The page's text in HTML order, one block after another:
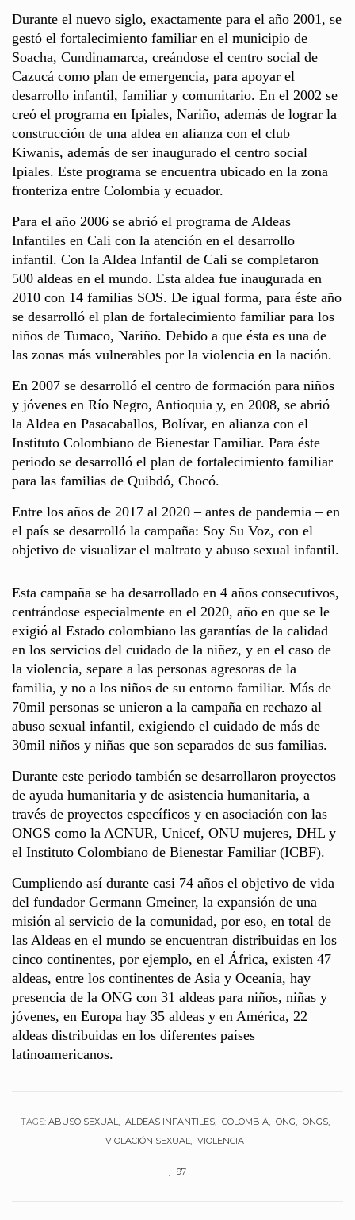
Durante el nuevo siglo, exactamente para el año 2001, se
gestó el fortalecimiento familiar en el municipio de
Soacha, Cundinamarca, creándose el centro social de
Cazucá como plan de emergencia, para apoyar el
desarrollo infantil, familiar y comunitario. En el 2002 se
creó el programa en Ipiales, Nariño, además de lograr la
construcción de una aldea en alianza con el club
Kiwanis, además de ser inaugurado el centro social
Ipiales. Este programa se encuentra ubicado en la zona
fronteriza entre Colombia y ecuador.
Para el año 2006 se abrió el programa de Aldeas
Infantiles en Cali con la atención en el desarrollo
infantil. Con la Aldea Infantil de Cali se completaron
500 aldeas en el mundo. Esta aldea fue inaugurada en
2010 con 14 familias SOS. De igual forma, para éste año
se desarrolló el plan de fortalecimiento familiar para los
niños de Tumaco, Nariño. Debido a que ésta es una de
las zonas más vulnerables por la violencia en la nación.
En 2007 se desarrolló el centro de formación para niños
y jóvenes en Río Negro, Antioquia y, en 2008, se abrió
la Aldea en Pasacaballos, Bolívar, en alianza con el
Instituto Colombiano de Bienestar Familiar. Para éste
periodo se desarrolló el plan de fortalecimiento familiar
para las familias de Quibdó, Chocó.
Entre los años de 2017 al 2020 – antes de pandemia – en
el país se desarrolló la campaña: Soy Su Voz, con el
objetivo de visualizar el maltrato y abuso sexual infantil.
Esta campaña se ha desarrollado en 4 años consecutivos,
centrándose especialmente en el 2020, año en que se le
exigió al Estado colombiano las garantías de la calidad
en los servicios del cuidado de la niñez, y en el caso de
la violencia, separe a las personas agresoras de la
familia, y no a los niños de su entorno familiar. Más de
70mil personas se unieron a la campaña en rechazo al
abuso sexual infantil, exigiendo el cuidado de más de
30mil niños y niñas que son separados de sus familias.
Durante este periodo también se desarrollaron proyectos
de ayuda humanitaria y de asistencia humanitaria, a
través de proyectos específicos y en asociación con las
ONGS como la ACNUR, Unicef, ONU mujeres, DHL y
el Instituto Colombiano de Bienestar Familiar (ICBF).
Cumpliendo así durante casi 74 años el objetivo de vida
del fundador Germann Gmeiner, la expansión de una
misión al servicio de la comunidad, por eso, en total de
las Aldeas en el mundo se encuentran distribuidas en los
cinco continentes, por ejemplo, en el África, existen 47
aldeas, entre los continentes de Asia y Oceanía, hay
presencia de la ONG con 31 aldeas para niños, niñas y
jóvenes, en Europa hay 35 aldeas y en América, 22
aldeas distribuidas en los diferentes países
latinoamericanos.
TAGS: ABUSO SEXUAL ALDEAS INFANTILES COLOMBIA ONG
ONGS
VIOLACIÓN SEXUAL
VIOLENCIA
97